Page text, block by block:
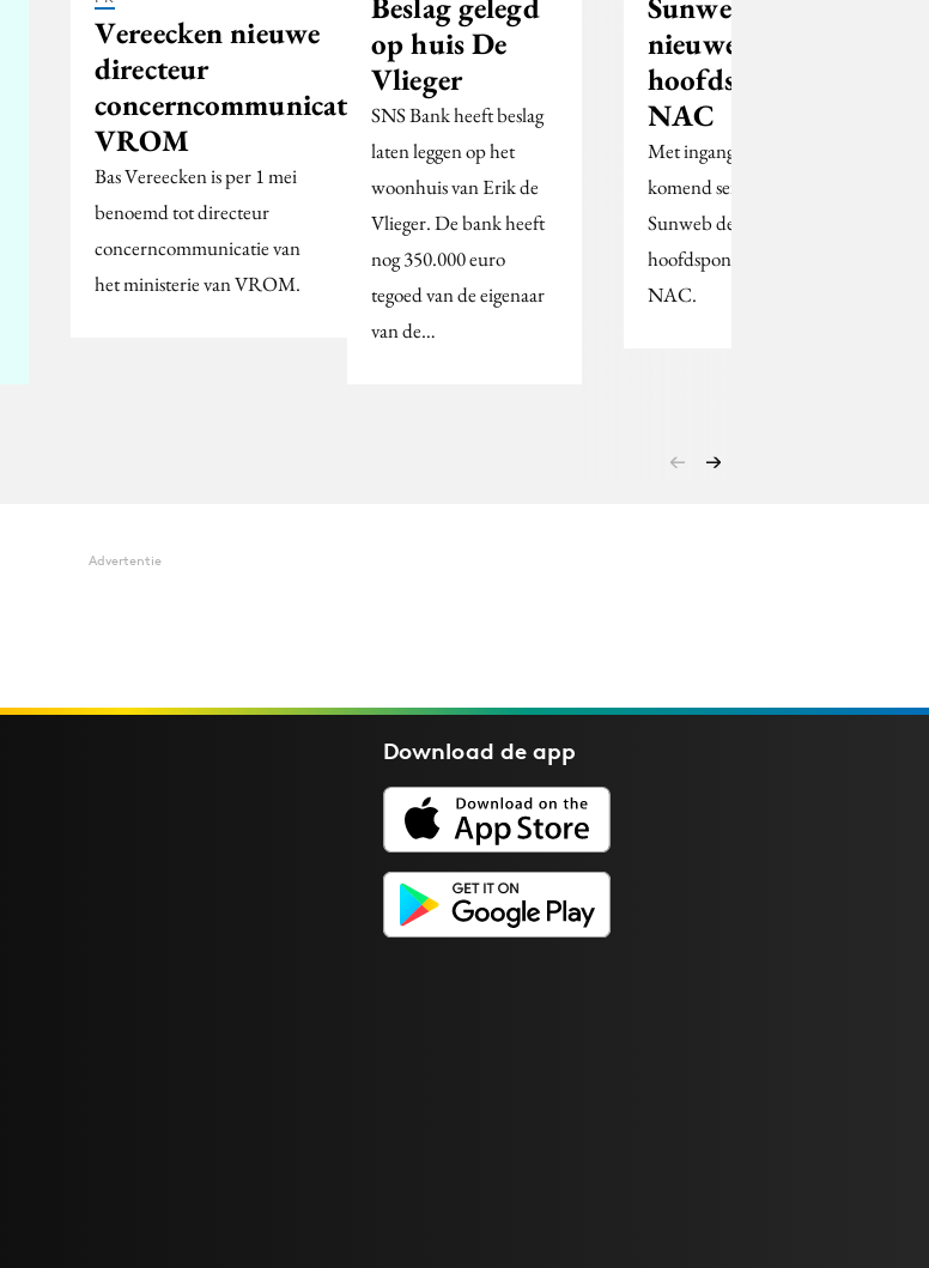
Vereecken nieuwe
directeur
concerncommunicatie
VROM
Bas Vereecken is per 1 mei
benoemd tot directeur
concerncommunicatie van
het ministerie van VROM.
op huis De
Vlieger
SNS Bank heeft beslag
laten leggen op het
woonhuis van Erik de
Vlieger. De bank heeft
nog 350.000 euro
tegoed van de eigenaar
van de…
nieuwe
hoofdsponsor
NAC
Met ingang van het
komend seizoen is
Sunweb de nieuwe
hoofdsponsor van
NAC.
Advertentie
Download deapp